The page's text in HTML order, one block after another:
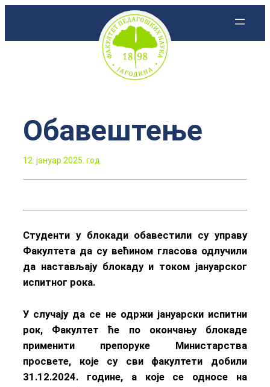
Обавештење
12. јануар 2025. год.
Студенти у блокади обавестили су управу
Факултета да су већином гласова одлучили
да настављају блокаду и током јануарског
испитног рока.
У случају да се не одржи јануарски испитни
рок, Факултет ће по окончању блокаде
применити препоруке Министарства
просвете, које су сви факултети добили
31.12.2024. године, а које се односе на